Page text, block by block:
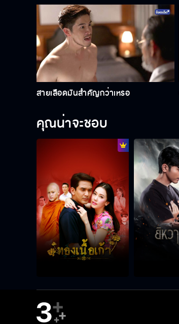
สายเลือดมันสำคัญกว่าเหรอ
คุณน่าจะชอบ